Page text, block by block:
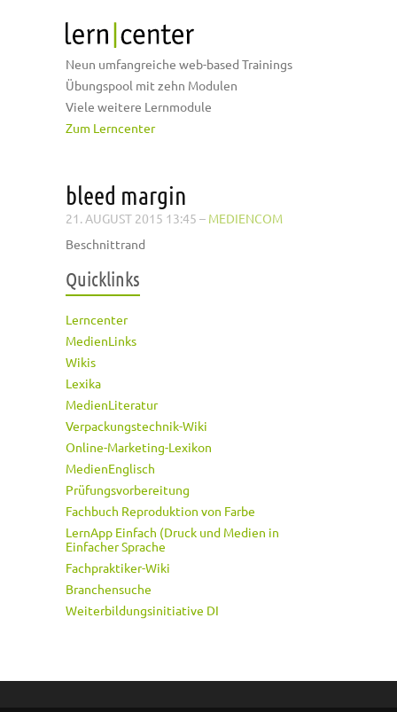
Neun umfangreiche web-based Trainings
Übungspool mit zehn Modulen
Viele weitere Lernmodule
Zum Lerncenter
bleed margin
21. AUGUST 2015 13:45 – MEDIENCOM
Beschnittrand
Quicklinks
Lerncenter
MedienLinks
Wikis
Lexika
MedienLiteratur
Verpackungstechnik-Wiki
Online-Marketing-Lexikon
MedienEnglisch
Prüfungsvorbereitung
Fachbuch Reproduktion von Farbe
LernApp Einfach (Druck und Medien in
Einfacher Sprache
Fachpraktiker-Wiki
Branchensuche
Weiterbildungsinitiative DI